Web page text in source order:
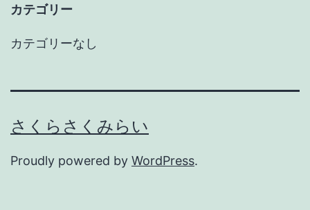
カテゴリー
カテゴリーなし
さくらさくみらい
Proudly powered by WordPress.